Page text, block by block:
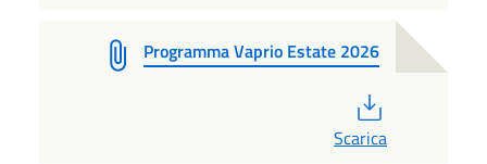
Programma Vaprio Estate 2026
Scarica